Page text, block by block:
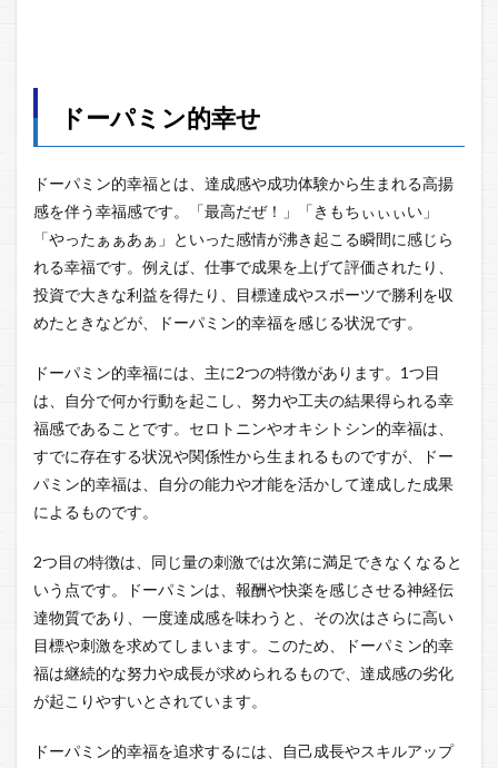
ドーパミン的幸せ
ドーパミン的幸福とは、達成感や成功体験から生まれる高揚
感を伴う幸福感です。「最高だぜ！」「きもちぃぃぃい」
「やったぁぁあぁ」といった感情が沸き起こる瞬間に感じら
れる幸福です。例えば、仕事で成果を上げて評価されたり、
投資で大きな利益を得たり、目標達成やスポーツで勝利を収
めたときなどが、ドーパミン的幸福を感じる状況です。
ドーパミン的幸福には、主に2つの特徴があります。1つ目
は、自分で何か行動を起こし、努力や工夫の結果得られる幸
福感であることです。セロトニンやオキシトシン的幸福は、
すでに存在する状況や関係性から生まれるものですが、ドー
パミン的幸福は、自分の能力や才能を活かして達成した成果
によるものです。
2つ目の特徴は、同じ量の刺激では次第に満足できなくなると
いう点です。ドーパミンは、報酬や快楽を感じさせる神経伝
達物質であり、一度達成感を味わうと、その次はさらに高い
目標や刺激を求めてしまいます。このため、ドーパミン的幸
福は継続的な努力や成長が求められるもので、達成感の劣化
が起こりやすいとされています。
ドーパミン的幸福を追求するには、自己成長やスキルアップ